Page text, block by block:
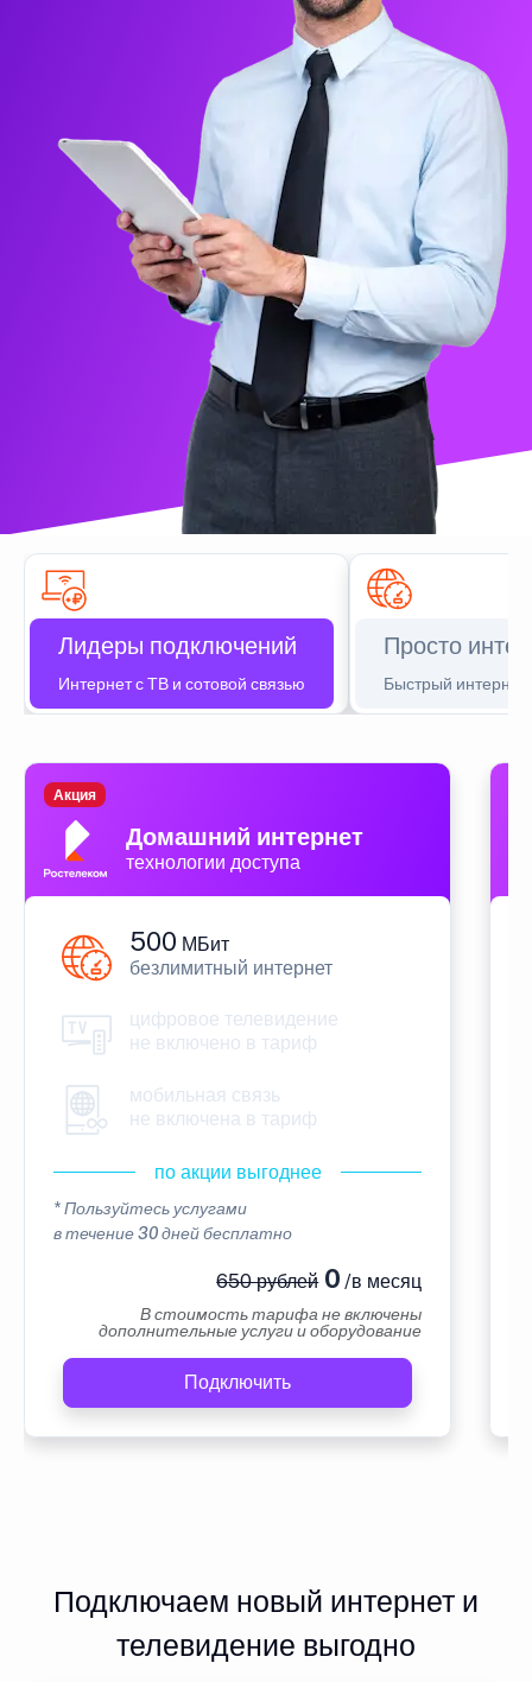
Лидеры подключений
Интернет с ТВ и сотовой связью
Просто
Быстрый интернет
Домашний интернет
технологии доступа
Акция
500 МБит
безлимитный интернет
цифровое телевидение
не включено в тариф
мобильная связь
не включена в тариф
по акции выгоднее
* Пользуйтесь услугами
в течение 30 дней бесплатно
650 рублей0 /в месяц
В стоимость тарифа не включены
дополнительные услуги и оборудование
Подключить
Подключаем новый интернет и
телевидение выгодно